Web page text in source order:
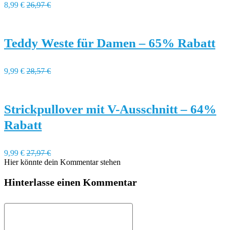
8,99 € 26,97 €
Teddy Weste für Damen – 65% Rabatt
9,99 € 28,57 €
Strickpullover mit V-Ausschnitt – 64%
Rabatt
9,99 € 27,97 €
Hier könnte dein Kommentar stehen
Hinterlasse einen Kommentar